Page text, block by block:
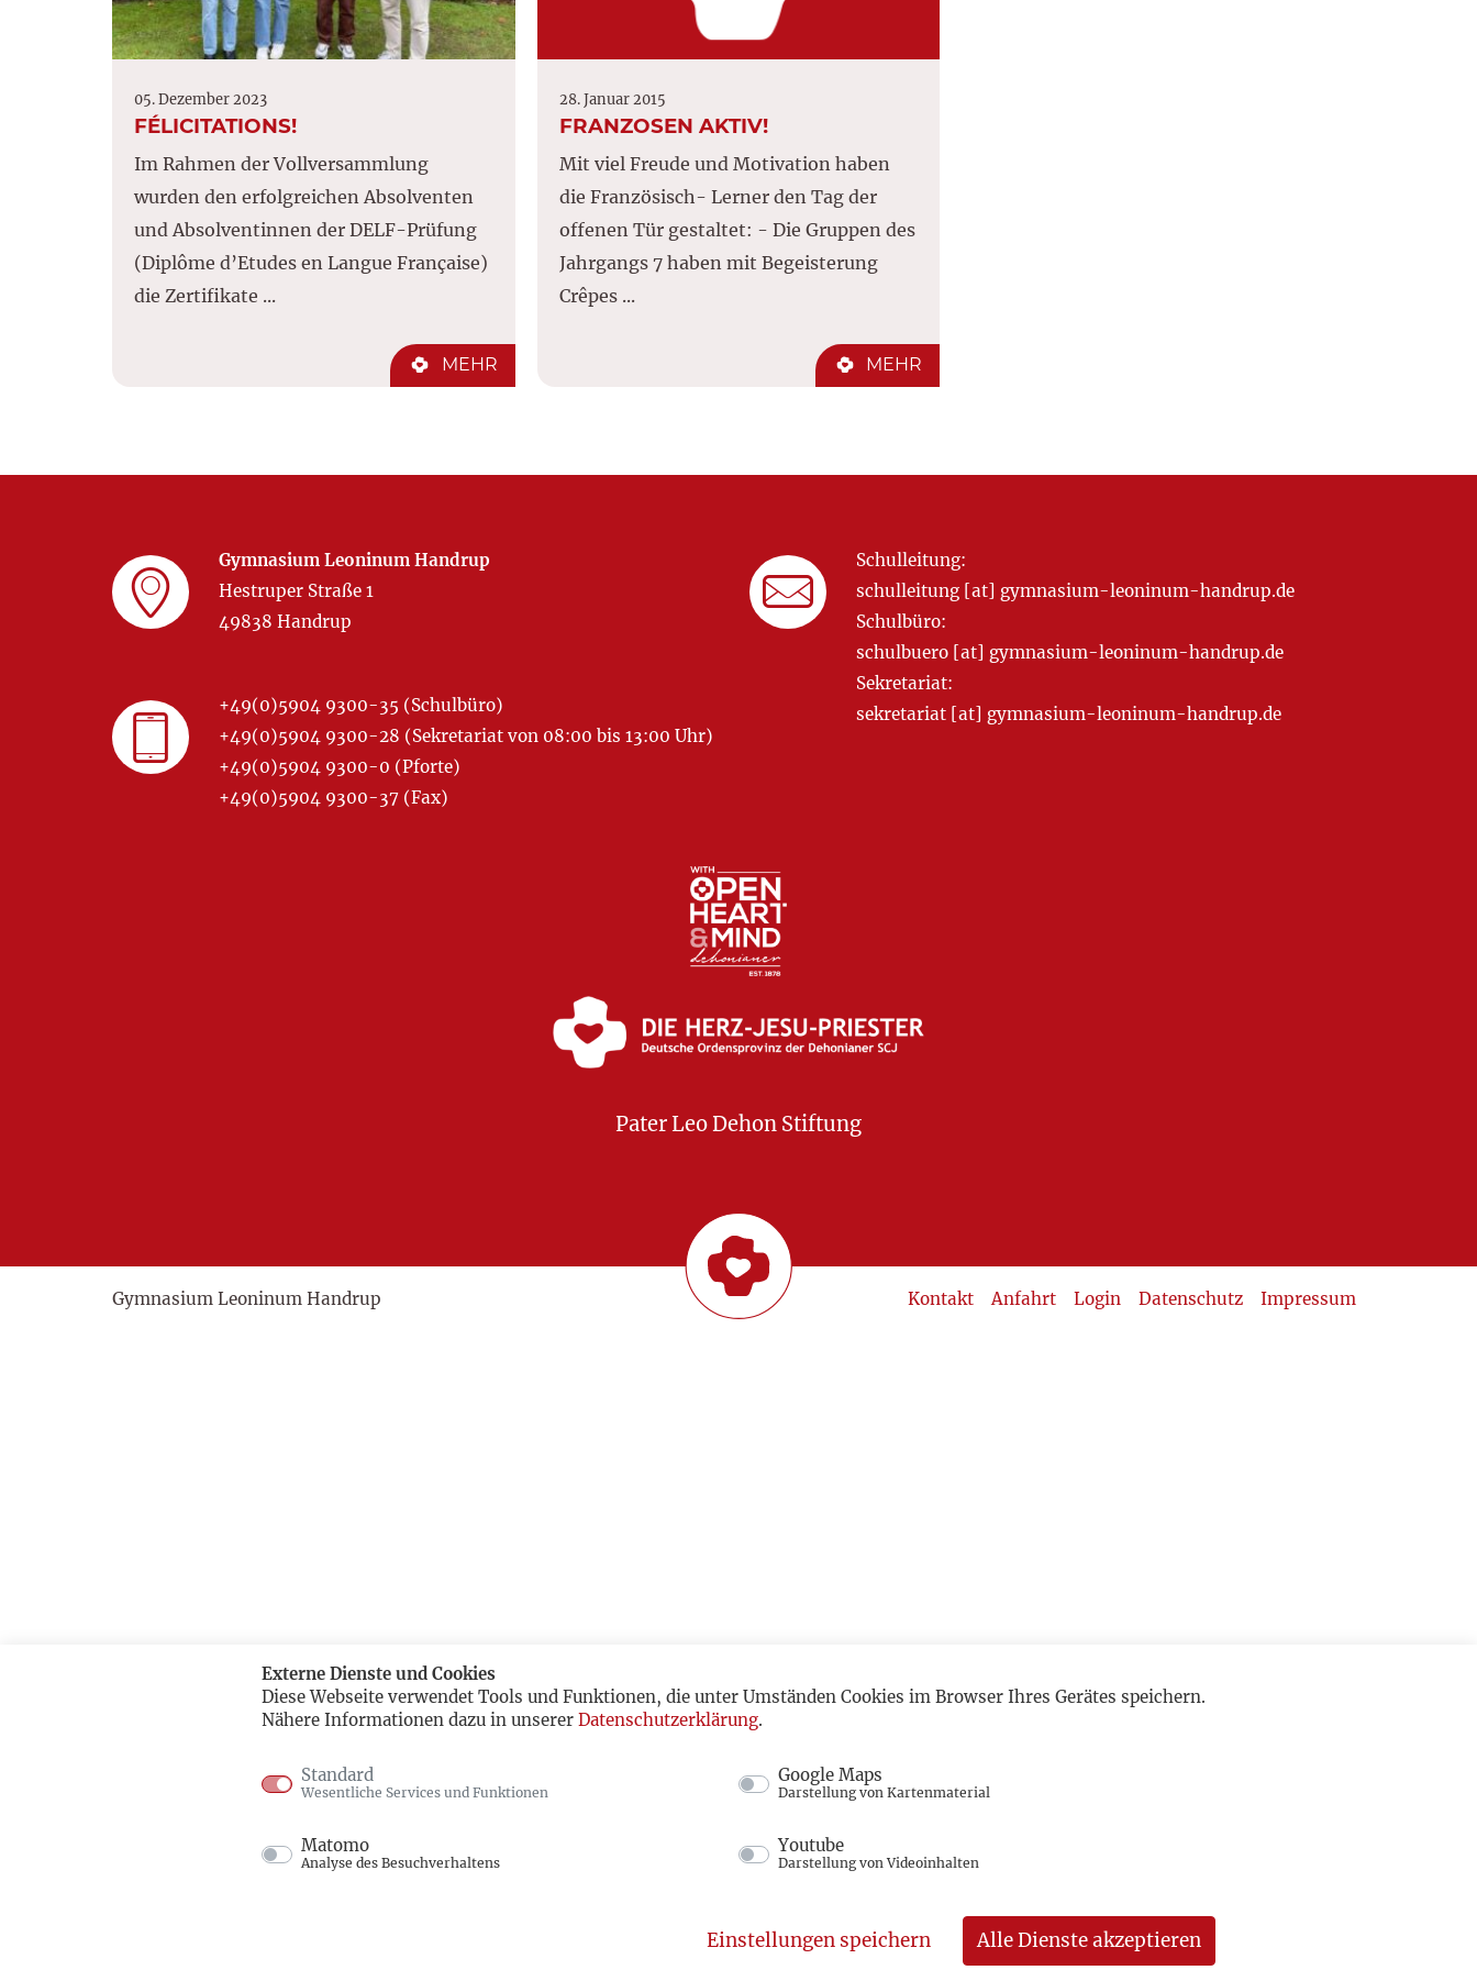
05. Dezember 2023
FÉLICITATIONS!
Im Rahmen der Vollversammlung
wurden den erfolgreichen Absolventen
und Absolventinnen der DELF-Prüfung
(Diplôme d’Etudes en Langue Française)
die Zertifikate ...
MEHR
28. Januar 2015
FRANZOSEN AKTIV!
Mit viel Freude und Motivation haben
die Französisch- Lerner den Tag der
offenen Tür gestaltet: - Die Gruppen des
Jahrgangs 7 haben mit Begeisterung
Crêpes ...
MEHR
Gymnasium Leoninum Handrup
Hestruper Straße 1
49838 Handrup
+49(0)5904 9300-35 (Schulbüro)
+49(0)5904 9300-28 (Sekretariat von 08:00 bis 13:00 Uhr)
+49(0)5904 9300-0 (Pforte)
+49(0)5904 9300-37 (Fax)
Schulleitung:
schulleitung [at] gymnasium-leoninum-handrup.de
Schulbüro:
schulbuero [at] gymnasium-leoninum-handrup.de
Sekretariat:
sekretariat [at] gymnasium-leoninum-handrup.de
Pater Leo Dehon Stiftung
Kontakt Anfahrt Login Datenschutz Impressum
Gymnasium Leoninum Handrup
Externe Dienste und Cookies
Diese Webseite verwendet Tools und Funktionen, die unter Umständen Cookies im Browser Ihres Gerätes speichern.
Nähere Informationen dazu in unserer Datenschutzerklärung.
Standard
Wesentliche Services und Funktionen
Google Maps
Darstellung von Kartenmaterial
Matomo
Analyse des Besuchverhaltens
Youtube
Darstellung von Videoinhalten
Alle Dienste akzeptieren
Einstellungen speichern